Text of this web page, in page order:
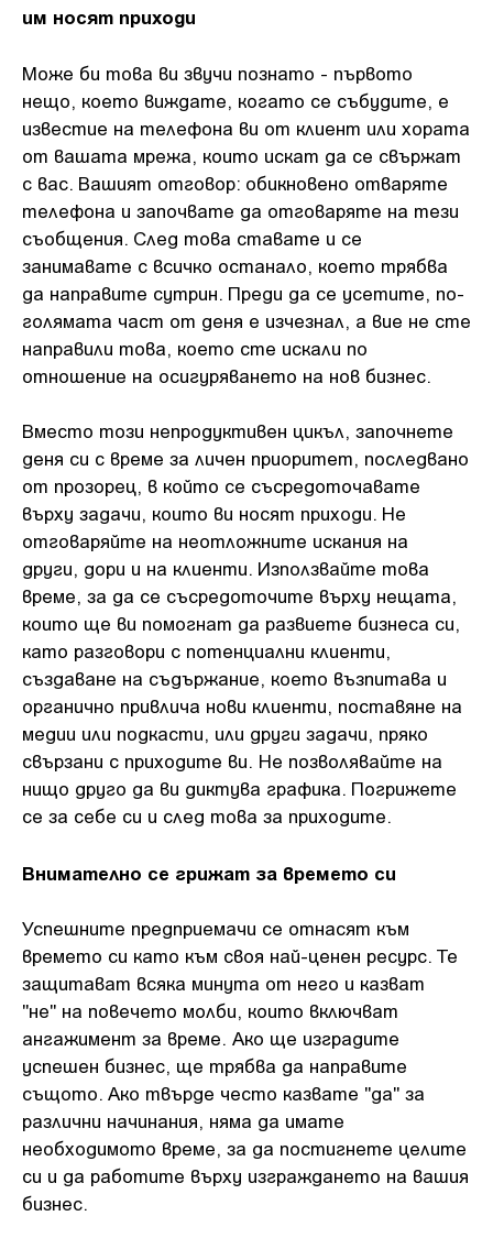
им носят приходи
Може би това ви звучи познато - първото
нещо, което виждате, когато се събудите, е
известие на телефона ви от клиент или хората
от вашата мрежа, които искат да се свържат
с вас. Вашият отговор: обикновено отваряте
телефона и започвате да отговаряте на тези
съобщения. След това ставате и се
занимавате с всичко останало, което трябва
да направите сутрин. Преди да се усетите, по-
голямата част от деня е изчезнал, а вие не сте
направили това, което сте искали по
отношение на осигуряването на нов бизнес.
Вместо този непродуктивен цикъл, започнете
деня си с време за личен приоритет, последвано
от прозорец, в който се съсредоточавате
върху задачи, които ви носят приходи. Не
отговаряйте на неотложните искания на
други, дори и на клиенти. Използвайте това
време, за да се съсредоточите върху нещата,
които ще ви помогнат да развиете бизнеса си,
като разговори с потенциални клиенти,
създаване на съдържание, което възпитава и
органично привлича нови клиенти, поставяне на
медии или подкасти, или други задачи, пряко
свързани с приходите ви. Не позволявайте на
нищо друго да ви диктува графика. Погрижете
се за себе си и след това за приходите.
Внимателно се грижат за времето си
Успешните предприемачи се отнасят към
времето си като към своя най-ценен ресурс. Те
защитават всяка минута от него и казват
"не" на повечето молби, които включват
ангажимент за време. Ако ще изградите
успешен бизнес, ще трябва да направите
същото. Ако твърде често казвате "да" за
различни начинания, няма да имате
необходимото време, за да постигнете целите
си и да работите върху изграждането на вашия
бизнес.